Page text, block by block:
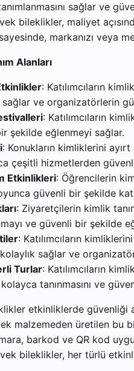
sağlar ve
bileklikler, maliyet
markanızı veya
Alanları
: Katılımcıların
sağlar ve organizatörlerin
: Katılımcıların
şekilde eğlenmeyi sağlar.
: Konukların kimliklerini
çeşitli hizmetlerden
Etkinlikleri: Öğrencilerin
güvenli bir şekilde
: Ziyaretçilerin kimlik
ve güvenli bir şekilde
: Katılımcıların
kolaylık sağlar ve
Turlar: Katılımcıların
kolayca tanınmasını ve
etkinliklerde güvenliği
malzemeden üretilen bu
barkod ve QR kod
bileklikler, her türlü